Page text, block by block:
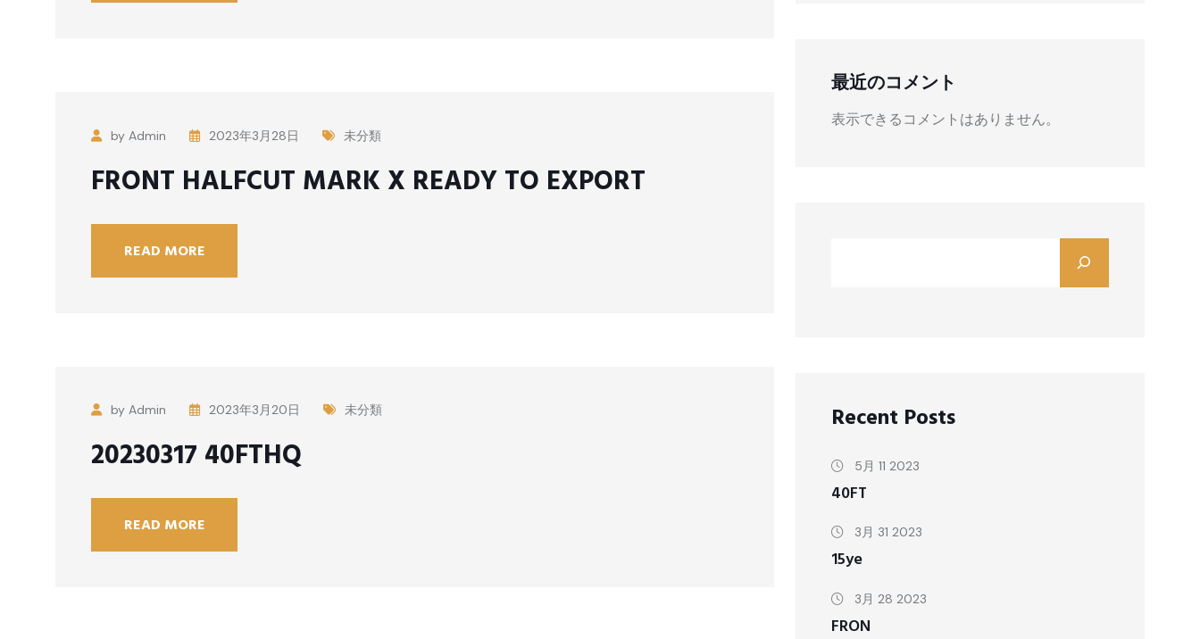
by Admin 2023年3月28日 未分類
FRONT HALFCUT MARK X READY TO EXPORT
READ MORE
by Admin 2023年3月20日 未分類
20230317 40FTHQ
READ MORE
最近のコメント
表示できるコメントはありません。
Recent Posts
5月 11 2023
40FT
3月 31 2023
15ye
3月 28 2023
FRON